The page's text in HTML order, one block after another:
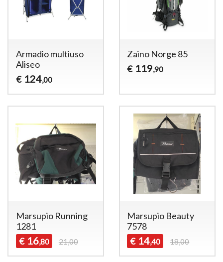
Armadio multiuso
Aliseo
€ 124,00
Zaino Norge 85
€ 119,90
Marsupio Running
1281
€ 16,80 21,00
Marsupio Beauty
7578
€ 14,40 18,00